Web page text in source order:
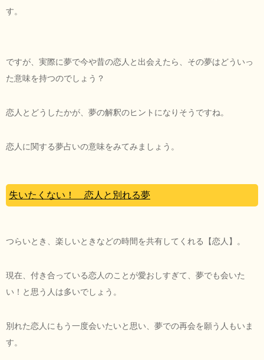
す。
ですが、実際に夢で今や昔の恋人と出会えたら、その夢はどういっ
た意味を持つのでしょう？
恋人とどうしたかが、夢の解釈のヒントになりそうですね。
恋人に関する夢占いの意味をみてみましょう。
失いたくない！ 恋人と別れる夢
つらいとき、楽しいときなどの時間を共有してくれる【恋人】。
現在、付き合っている恋人のことが愛おしすぎて、夢でも会いた
い！と思う人は多いでしょう。
別れた恋人にもう一度会いたいと思い、夢での再会を願う人もいま
す。